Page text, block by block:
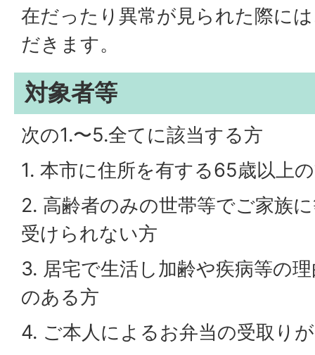
在だったり異常が見られた際に
だきます。
対象者等
次の1.〜5.全てに該当する方
1. 本市に住所を有する65歳以上
2. 高齢者のみの世帯等でご家族
受けられない方
3. 居宅で生活し加齢や疾病等の
のある方
4. ご本人によるお弁当の受取り